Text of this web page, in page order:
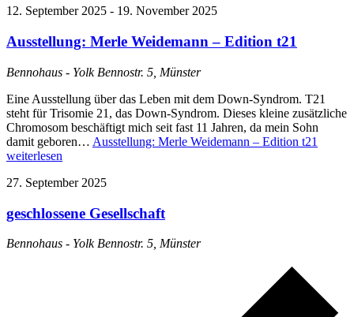
12. September 2025 - 19. November 2025
Ausstellung: Merle Weidemann – Edition t21
Bennohaus - Yolk Bennostr. 5, Münster
Eine Ausstellung über das Leben mit dem Down-Syndrom. T21
steht für Trisomie 21, das Down-Syndrom. Dieses kleine zusätzliche
Chromosom beschäftigt mich seit fast 11 Jahren, da mein Sohn
damit geboren… Ausstellung: Merle Weidemann – Edition t21
weiterlesen
27. September 2025
geschlossene Gesellschaft
Bennohaus - Yolk Bennostr. 5, Münster